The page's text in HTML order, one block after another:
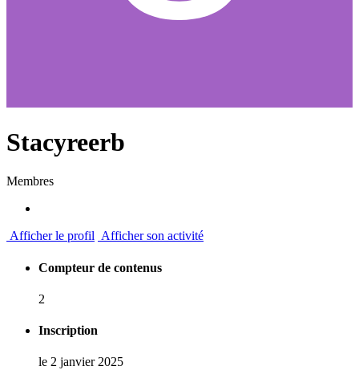
Stacyreerb
Membres
Afficher le profil Afficher son activité
Compteur de contenus
2
Inscription
le 2 janvier 2025